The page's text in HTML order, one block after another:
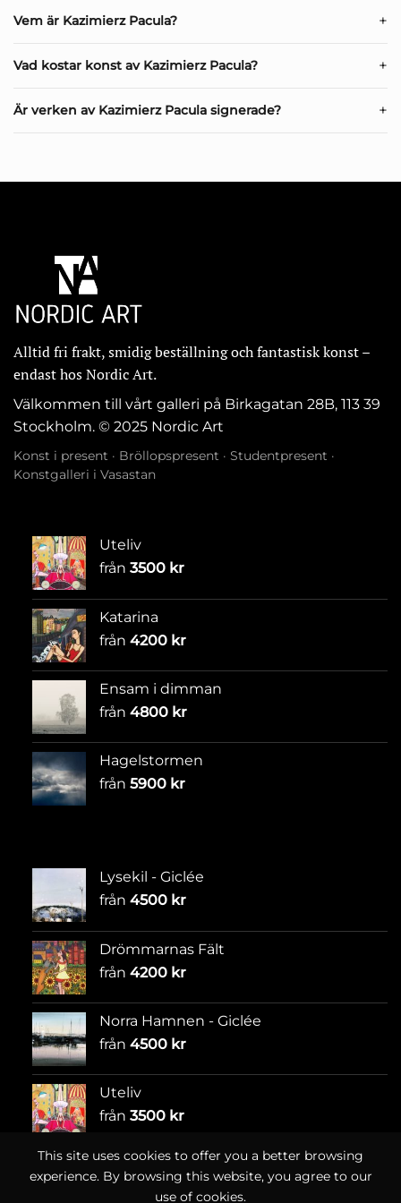
Vem är Kazimierz Pacula?
Vad kostar konst av Kazimierz Pacula?
Är verken av Kazimierz Pacula signerade?
Alltid fri frakt, smidig beställning och fantastisk konst –
endast hos Nordic Art.
Välkommen till vårt galleri på Birkagatan 28B, 113 39
Stockholm. © 2025 Nordic Art
Konst i present · Bröllopspresent · Studentpresent ·
Konstgalleri i Vasastan
Uteliv
från 3500 kr
Katarina
från 4200 kr
Ensam i dimman
från 4800 kr
Hagelstormen
från 5900 kr
Lysekil - Giclée
från 4500 kr
Drömmarnas Fält
från 4200 kr
Norra Hamnen - Giclée
från 4500 kr
Uteliv
från 3500 kr
This site uses cookies to offer you a better browsing
experience. By browsing this website, you agree to our
use of cookies.